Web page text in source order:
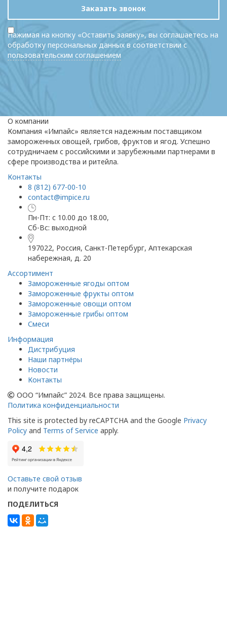
Заказать звонок
Нажимая на кнопку «Оставить заявку», вы соглашаетесь на
обработку персональных данных в соответствии с
пользовательским соглашением
О компании
Компания «Импайс» является надежным поставщиком
замороженных овощей, грибов, фруктов и ягод. Успешно
сотрудничаем с российскими и зарубежными партнерами в
сфере производства и ритейла.
Контакты
8 (812) 677-00-10
contact@impice.ru
Пн-Пт: с 10.00 до 18.00,
Сб-Вс: выходной
197022, Россия, Санкт-Петербург, Аптекарская
набережная, д. 20
Ассортимент
Замороженные ягоды оптом
Замороженные фрукты оптом
Замороженные овощи оптом
Замороженные грибы оптом
Смеси
Информация
Дистрибуция
Наши партнёры
Новости
Контакты
ООО “Импайс” 2024. Все права защищены.
Политика конфиденциальности
This site is protected by reCAPTCHA and the Google Privacy
Policy and Terms of Service apply.
Оставьте свой отзыв
и получите подарок
ПОДЕЛИТЬСЯ